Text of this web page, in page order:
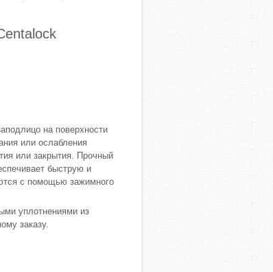
на поверхности
или ослабления
или закрытия. Прочный
быструю и
с помощью зажимного
уплотнениями из
заказу.